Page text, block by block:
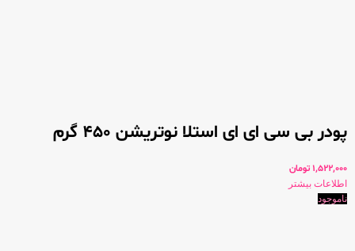
پودر بی سی ای ای استلا نوتریشن 450 گرم
1,522,000 تومان
اطلاعات بیشتر
ناموجود